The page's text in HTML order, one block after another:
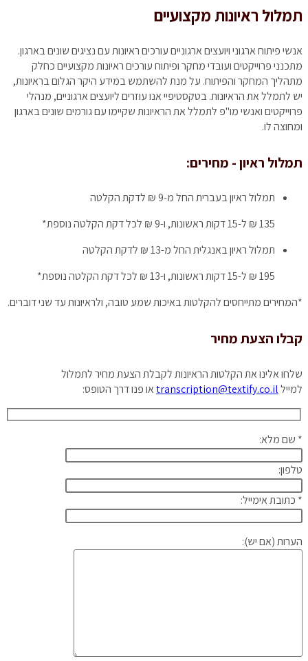
תמלול ראיונות מקצועיים
אנשי פיתוח ארגוני ויועצים ארגוניים עורכים ראיונות עם נציגים שונים בארגון.
מתכנני פרוייקטים ועובדי מחקר ופיתוח עורכים ראיונות מקצועיים כחלק
מתהליך המחקר והפיתוח. על מנת להשתמש במידע היקר הגלום בראיונות,
יש לתמלל את הראיונות. בטקסטיפיי אנו עוזרים ליועצים ארגוניים, מנהלי
פרוייקטים ואנשי מו"פ לתמלל את הראיונות שקיימו עם גורמים שונים בארגון
ומחוצה לו.
תמלול ראיון - מחירים:
תמלול ראיון בעבריתהחל מ-9 ₪ לדקת הקלטה
135 ₪ ל-15 דקות ראשונות, ו-9 ₪ לכל דקת הקלטה נוספת*
תמלול ראיון באנגליתהחל מ-13 ₪ לדקת הקלטה
195 ₪ ל-15 דקות ראשונות, ו-13 ₪ לכל דקת הקלטה נוספת*
*המחירים מתייחסים להקלטות באיכות שמע טובה, ולראיונות עד שני דוברים.
קבלו הצעת מחיר
שלחו אלינו את הקלטות הראיונות לקבלת הצעת מחיר לתמלול
למיילtranscription@textify.co.ilאו פנו דרך הטופס:
* שם מלא:
טלפון:
* כתובת אימייל:
הערות (אם יש):